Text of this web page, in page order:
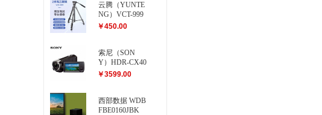
云腾（YUNTE
NG）VCT-999
大型三脚架
￥450.00
索尼（SON
Y）HDR-CX40
5 高清数码摄
￥3599.00
西部数据 WDB
FBE0160JBK